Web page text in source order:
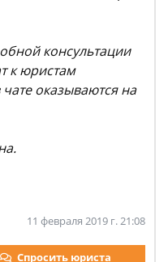
консультации
к юристам
оказываются на
11 февраля 2019 г. 21:08
Спросить юриста